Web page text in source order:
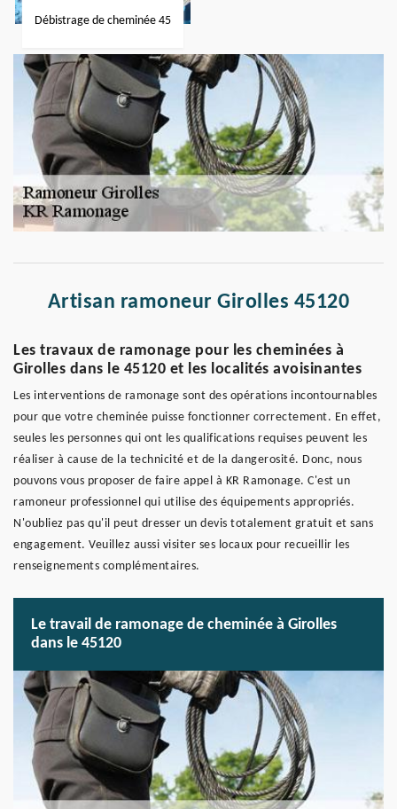
Débistrage de cheminée 45
Artisan ramoneur Girolles 45120
Les travaux de ramonage pour les cheminées à
Girolles dans le 45120 et les localités avoisinantes
Les interventions de ramonage sont des opérations incontournables
pour que votre cheminée puisse fonctionner correctement. En effet,
seules les personnes qui ont les qualifications requises peuvent les
réaliser à cause de la technicité et de la dangerosité. Donc, nous
pouvons vous proposer de faire appel à KR Ramonage. C'est un
ramoneur professionnel qui utilise des équipements appropriés.
N'oubliez pas qu'il peut dresser un devis totalement gratuit et sans
engagement. Veuillez aussi visiter ses locaux pour recueillir les
renseignements complémentaires.
Le travail de ramonage de cheminée à Girolles
dans le 45120